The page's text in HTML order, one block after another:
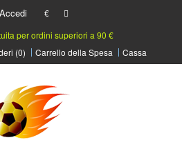
Accedi
€
per ordini superiori a 90 €
(0) Carrello della Spesa Cassa